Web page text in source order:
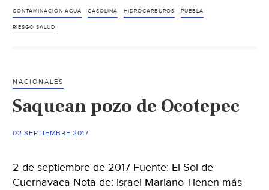
Acatzingo
con
hidrocarburos
CONTAMINACIÓN AGUA GASOLINA HIDROCARBUROS PUEBLA
RIESGO SALUD
NACIONALES
Saquean pozo de Ocotepec
02 SEPTIEMBRE 2017
2 de septiembre de 2017 Fuente: El Sol de
Cuernavaca Nota de: Israel Mariano Tienen más